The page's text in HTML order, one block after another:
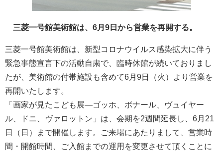
三菱一号館美術館は、6月9日から営業を再開する。
三菱一号館美術館は、新型コロナウイルス感染拡大に伴う
緊急事態宣言下の活動自粛で、臨時休館が続いておりまし
たが、美術館の付帯施設も含めて6月9日（火）より営業を
再開いたします。
「画家が見たこども展―ゴッホ、ボナール、ヴュイヤー
ル、ドニ、ヴァロットン」は、会期を2週間延長し、6月21
日（日）まで開催します。ご来場にあたりまして、営業時
間・開館時間、ご入館までの運用を変更させて頂くことに